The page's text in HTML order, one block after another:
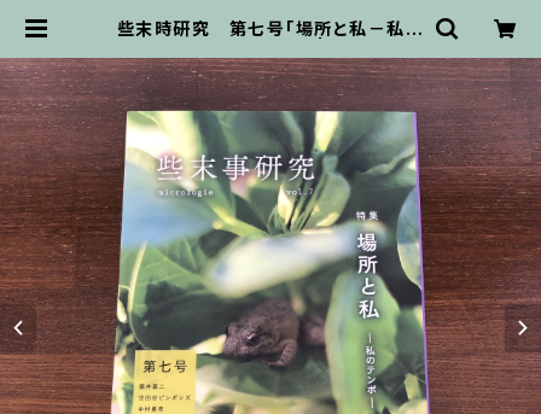
些末時研究 第七号「場所と私－私の
店